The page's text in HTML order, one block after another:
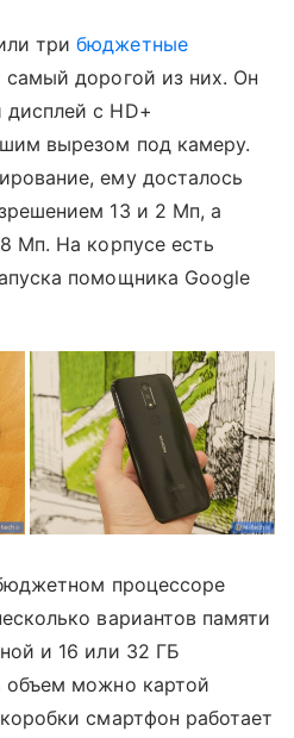
трибюджетные
дорогой из них. Он
с HD+
вырезом под камеру.
ему досталось
13 и 2 Мп, а
Мп. На корпусе есть
помощника Google
процессоре
вариантов памяти
и 16 или 32 ГБ
объем можно картой
смартфон работает